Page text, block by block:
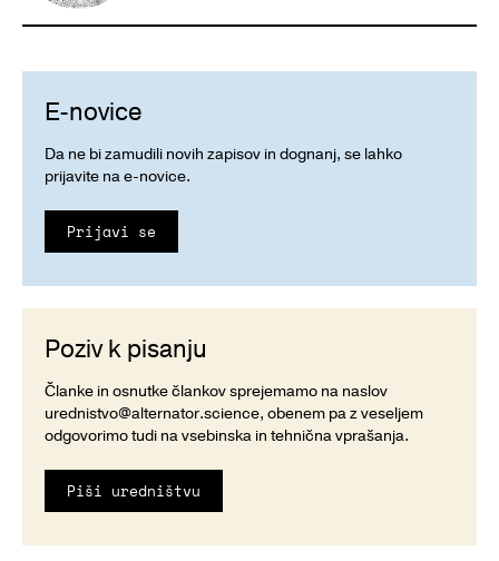
E-novice
Da ne bi zamudili novih zapisov in dognanj, se lahko
prijavite na e-novice.
Prijavi se
Poziv k pisanju
Članke in osnutke člankov sprejemamo na naslov
urednistvo@alternator.science, obenem pa z veseljem
odgovorimo tudi na vsebinska in tehnična vprašanja.
Piši uredništvu